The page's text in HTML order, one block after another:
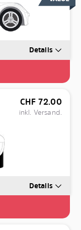
Details
CHF 72.00
inkl. Versand.
Details